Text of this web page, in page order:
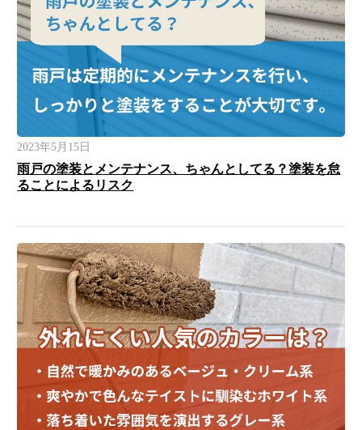
2023年5月15日
雨戸の塗装とメンテナンス、ちゃんとしてる？塗装を怠
ることによるリスク